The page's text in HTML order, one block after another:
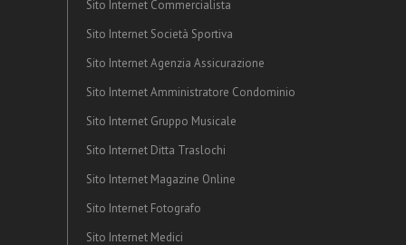
Sito Internet Commercialista
Sito Internet Società Sportiva
Sito Internet Agenzia Assicurazione
Sito Internet Amministratore Condominio
Sito Internet Gruppo Musicale
Sito Internet Ditta Traslochi
Sito Internet Magazine Online
Sito Internet Fotografo
Sito Internet Medici